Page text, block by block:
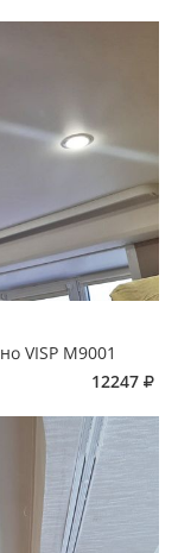
VISP M9001
12247